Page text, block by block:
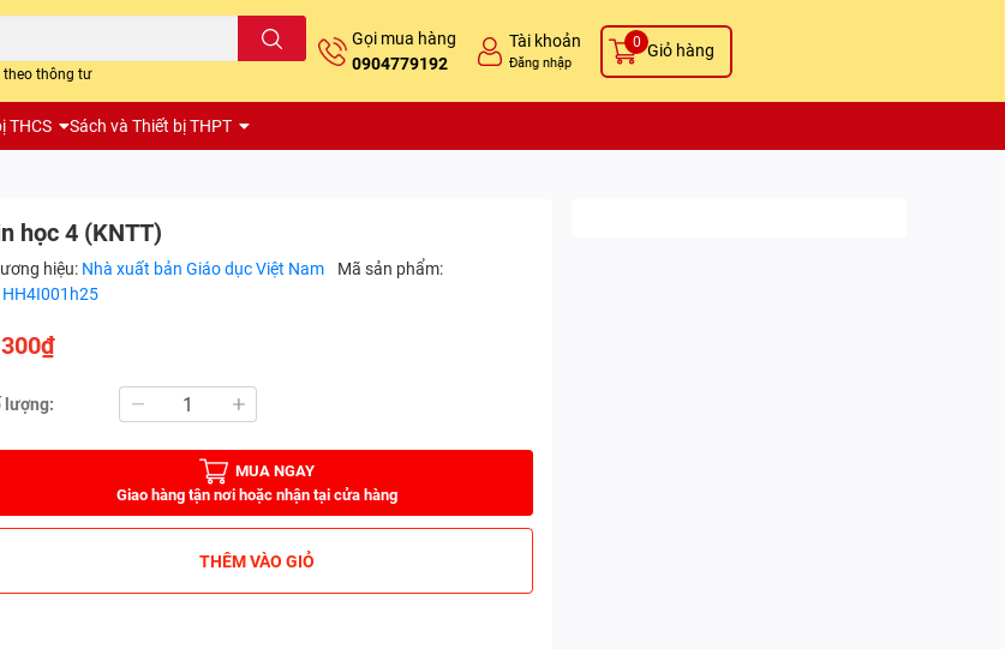
theo thông tư
Gọi mua hàng
0904779192
Tài khoản
Đăng nhập
Giỏ hàng
0
THCS Sách và Thiết bị THPT
học 4 (KNTT)
hiệu: Nhà xuất bản Giáo dục Việt Nam
Mã sản phẩm:
lượng:
MUA NGAY
Giao hàng tận nơi hoặc nhận tại cửa hàng
THÊM VÀO GIỎ